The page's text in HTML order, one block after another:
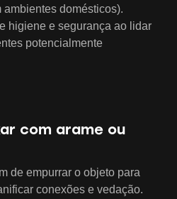
domésticos).
higiene e segurança ao lidar
potencialmente
com arame ou
de empurrar o objeto para
conexões e vedação.